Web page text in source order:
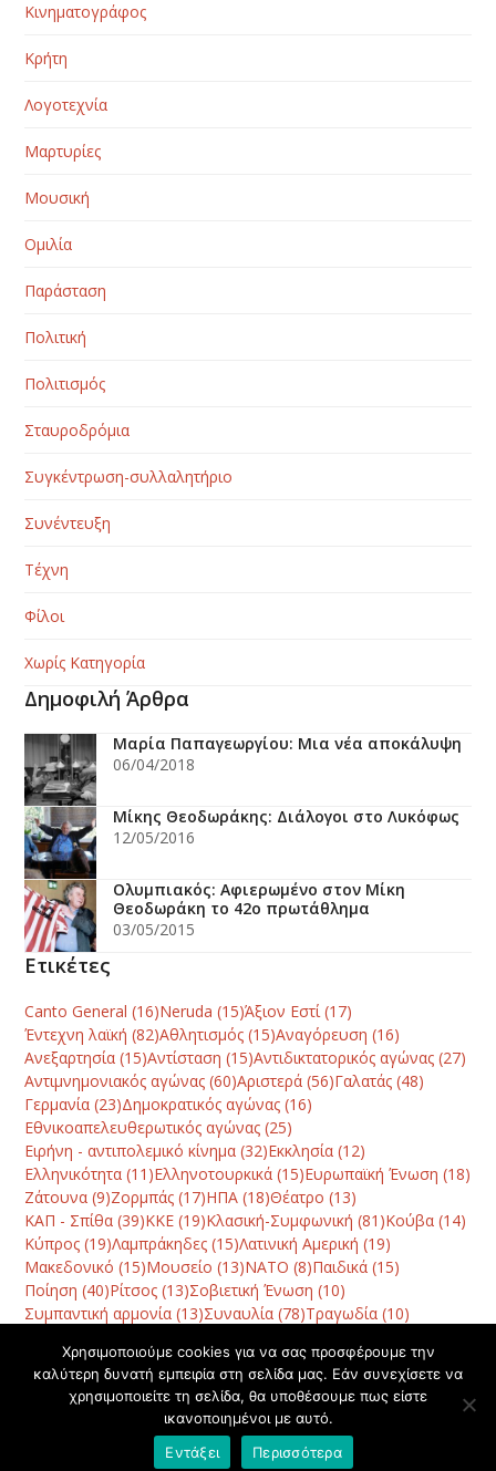
Κινηματογράφος
Κρήτη
Λογοτεχνία
Μαρτυρίες
Μουσική
Ομιλία
Παράσταση
Πολιτική
Πολιτισμός
Σταυροδρόμια
Συγκέντρωση-συλλαλητήριο
Συνέντευξη
Τέχνη
Φίλοι
Χωρίς Κατηγορία
Δημοφιλή Άρθρα
Μαρία Παπαγεωργίου: Μια νέα αποκάλυψη
06/04/2018
Μίκης Θεοδωράκης: Διάλογοι στο Λυκόφως
12/05/2016
Ολυμπιακός: Αφιερωμένο στον Μίκη
Θεοδωράκη το 42ο πρωτάθλημα
03/05/2015
Ετικέτες
Canto General (16)Neruda (15)Άξιον Εστί(17)
Έντεχνη λαϊκή (82)Αθλητισμός (15)Αναγόρευση (16)
Ανεξαρτησία (15)Αντίσταση (15)Αντιδικτατορικός αγώνας (27)
Αντιμνημονιακός αγώνας (60)Αριστερά (56)Γαλατάς (48)
Γερμανία (23)Δημοκρατικός αγώνας (16)
Εθνικοαπελευθερωτικός αγώνας (25)
Ειρήνη - αντιπολεμικό κίνημα (32)Εκκλησία (12)
Ελληνικότητα (11)Ελληνοτουρκικά (15)Ευρωπαϊκή Ένωση (18)
Ζάτουνα (9)Ζορμπάς (17)ΗΠΑ (18)Θέατρο (13)
ΚΑΠ - Σπίθα (39)ΚΚΕ (19)Κλασική-Συμφωνική (81)Κούβα (14)
Κύπρος (19)Λαμπράκηδες (15)Λατινική Αμερική (19)
Μακεδονικό (15)Μουσείο (13)ΝΑΤΟ (8)Παιδικά (15)
Ποίηση (40)Ρίτσος (13)Σοβιετική Ένωση (10)
Συμπαντική αρμονία (13)Συναυλία (78)Τραγωδία (10)
Μίκης Θεοδωράκης: Δεν
είναι ορχήστρα, είναι
next
post:
ΠΑΝΕΠΙΣΤΗΜΙΟ
ΜΑΚΕΔΟΝΙΑΣ: Αφιέρωμα
στο Μίκη Θεοδωράκη
Χρησιμοποιούμε cookies για να σας προσφέρουμε την
καλύτερη δυνατή εμπειρία στη σελίδα μας. Εάν συνεχίσετε να
χρησιμοποιείτε τη σελίδα, θα υποθέσουμε πως είστε
ικανοποιημένοι με αυτό.
Εντάξει
Περισσότερα